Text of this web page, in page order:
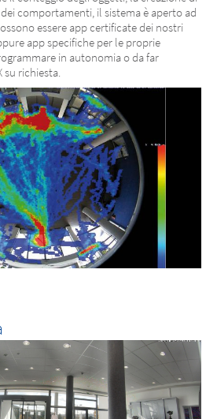
comportamenti, il sistema è aperto ad
essere app certificate dei nostri
app specifiche per le proprie
in autonomia o da far
su richiesta.